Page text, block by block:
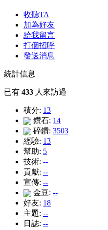
收聽TA
加為好友
給我留言
打個招呼
發送消息
統計信息
已有 433 人來訪過
積分: 13
鑽石: 14
碎鑽: 3503
經驗: 13
幫助: 5
技術: --
貢獻: --
宣傳: --
金豆: --
好友: 18
主題: --
日誌: --